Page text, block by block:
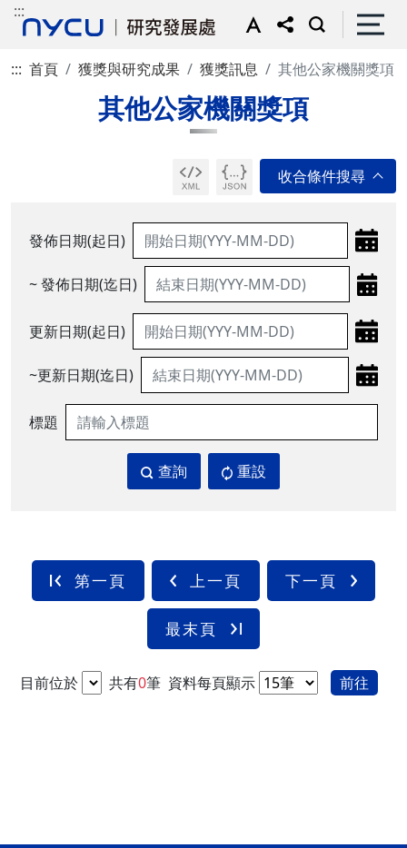
:::
::: 首頁 獲獎與研究成果 獲獎訊息 其他公家機關獎項
其他公家機關獎項
發佈日期(起日)
~ 發佈日期(迄日)
更新日期(起日)
~更新日期(迄日)
標題
查詢 重設
第一頁 上一頁 下一頁
最末頁
目前位於 共有0筆 資料每頁顯示 前往